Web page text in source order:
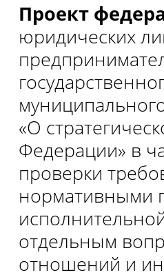
Проект
юридических
«О
Федерации» в
проверки
нормативными
отдельным
отношений и